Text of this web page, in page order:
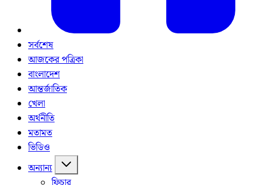
সর্বশেষ
আজকের পত্রিকা
বাংলাদেশ
আন্তর্জাতিক
খেলা
অর্থনীতি
মতামত
ভিডিও
অন্যান্য